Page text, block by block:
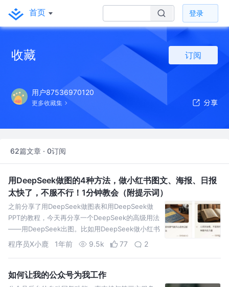
首页 登录
收藏 订阅
用户87536970120
更多收藏集
62篇文章 · 0订阅
用DeepSeek做图的4种方法，做小红书图文、海报、日报
太快了，不服不行！1分钟教会（附提示词）
之前分享了用DeepSeek做图表和用DeepSeek做
PPT的教程，今天再分享一个DeepSeek的高级用法
——用DeepSeek出图。比如用DeepSeek做小红书
图文、做海报、做日报等等
程序员X小鹿 1年前 9.5k 77 2
如何让我的公众号为我工作